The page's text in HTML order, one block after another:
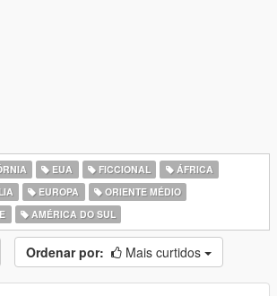
EUA FICCIONAL
ÁFRICA
EUROPA
ORIENTE MÉDIO
AMÉRICA DO SUL
Ordenar por: Mais curtidos